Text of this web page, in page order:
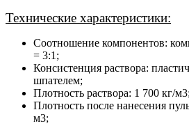
Технические характеристики:
Соотношение компонентов:
= 3:1;
Консистенция раствора:
шпателем;
Плотность раствора: 1 700 кг/м3;
Плотность после нанесения
м3;